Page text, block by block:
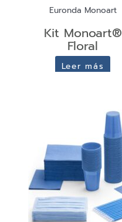
Euronda Monoart
Kit Monoart®
Floral
Leer más